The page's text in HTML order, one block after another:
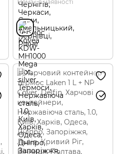
Немає в наявності